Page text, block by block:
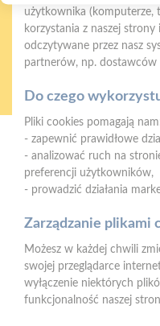
Oferujemy zakupy
ul.
E-mail:
NIP:
użytkownika (komputerze,
korzystania z naszej
odczytywane przez nasz
partnerów, np. dostawców
Do czego
Pliki cookies pomagają
- zapewnić prawidłowe
- analizować ruch na
preferencji użytkowników,
- prowadzić działania
Zarządzanie plikami
Możesz w każdej chwili
swojej przeglądarce
wyłączenie niektórych
funkcjonalność naszej